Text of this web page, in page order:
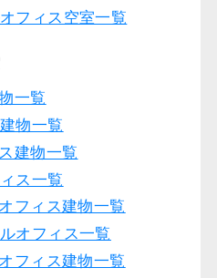
フィス空室一覧
一覧
物一覧
建物一覧
ス一覧
フィス建物一覧
オフィス一覧
フィス建物一覧